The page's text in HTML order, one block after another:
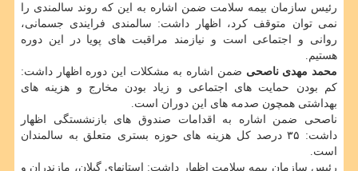
رئیس سازمان بیمه سلامت ضمن اشاره به این که روند سالمندی را
نمی توان متوقف کرد، اظهار داشت: سالمندی فرایندی جسمانی،
روانی و اجتماعی است و نیازمند مراقبت های پویا در این دوره
هستیم.
محمد مهدی ناصحی ضمن اشاره به مشکلات این دوره اظهار داشت:
کم بودن حمایت های اجتماعی و زیاد بودن مخارج و هزینه های
بهداشتی همچون صدمه های این دوران است.
ناصحی ضمن اشاره به اقدامات صندوق های بازنشستگی اظهار
داشت: ۳۵ درصد کل هزینه های حوزه بستری متعلق به سالمندان
است.
رئیس سازمان بیمه سلامت اظهار داشت: استانهای گیلان، مازندران و